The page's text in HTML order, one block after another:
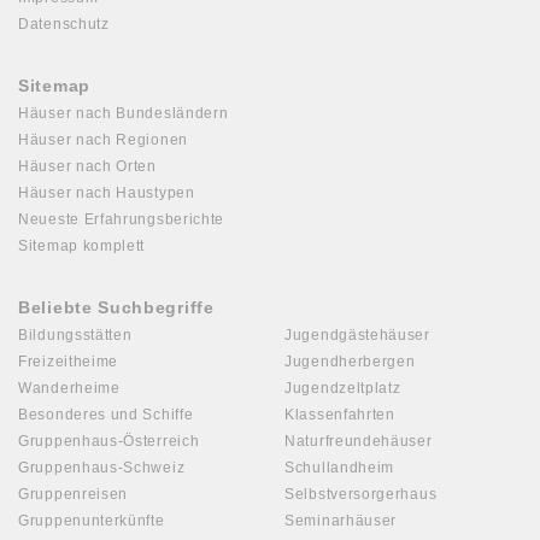
Datenschutz
Sitemap
Häuser nach Bundesländern
Häuser nach Regionen
Häuser nach Orten
Häuser nach Haustypen
Neueste Erfahrungsberichte
Sitemap komplett
Beliebte Suchbegriffe
Bildungsstätten
Freizeitheime
Wanderheime
Besonderes und Schiffe
Gruppenhaus-Österreich
Gruppenhaus-Schweiz
Gruppenreisen
Gruppenunterkünfte
Jugendgästehäuser
Jugendherbergen
Jugendzeltplatz
Klassenfahrten
Naturfreundehäuser
Schullandheim
Selbstversorgerhaus
Seminarhäuser